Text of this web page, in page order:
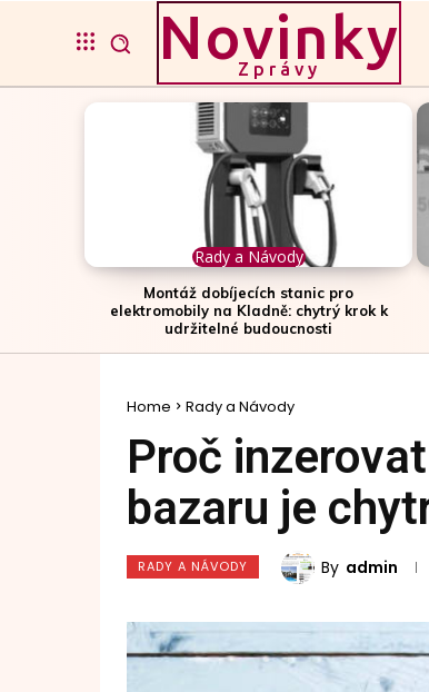
Novinky
Zprávy
Rady a Návody
Montáž dobíjecích stanic pro
elektromobily na Kladně: chytrý krok k
udržitelné budoucnosti
Home Rady a Návody
Proč
bazaru je
RADY A NÁVODY By admin